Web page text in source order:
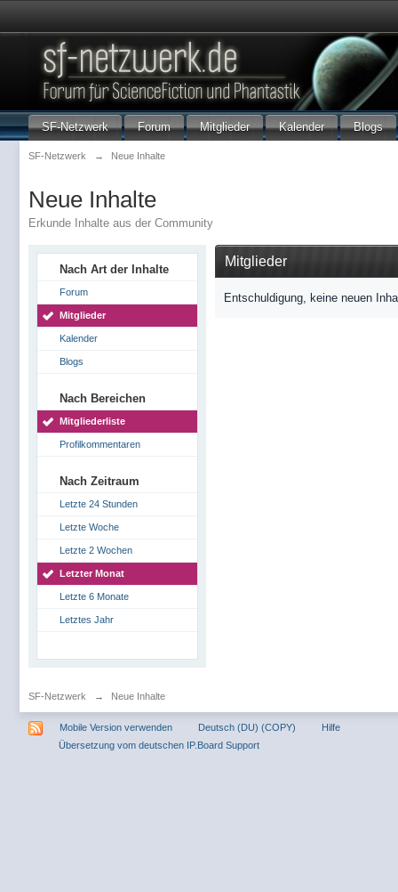
SF-Netzwerk Forum Mitglieder Kalender Blogs
SF-Netzwerk → Neue Inhalte
Neue Inhalte
Erkunde Inhalte aus der Community
Nach Art der Inhalte
Forum
Mitglieder
Kalender
Blogs
Nach Bereichen
Mitgliederliste
Profilkommentaren
Nach Zeitraum
Letzte 24 Stunden
Letzte Woche
Letzte 2 Wochen
Letzter Monat
Letzte 6 Monate
Letztes Jahr
Mitglieder
Entschuldigung, keine neuen
SF-Netzwerk → Neue Inhalte
Mobile Version verwenden Deutsch (DU) (COPY)
Hilfe
Übersetzung vom deutschen IP.Board Support